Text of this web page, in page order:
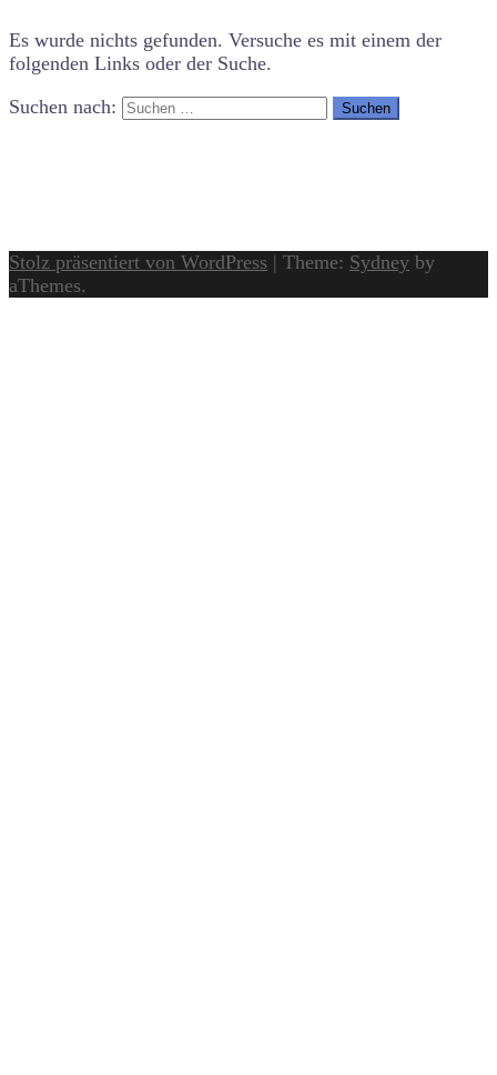
Es wurde nichts gefunden. Versuche es mit einem der
folgenden Links oder der Suche.
Suchen nach:
Stolz präsentiert von WordPress | Theme: Sydney by
aThemes.